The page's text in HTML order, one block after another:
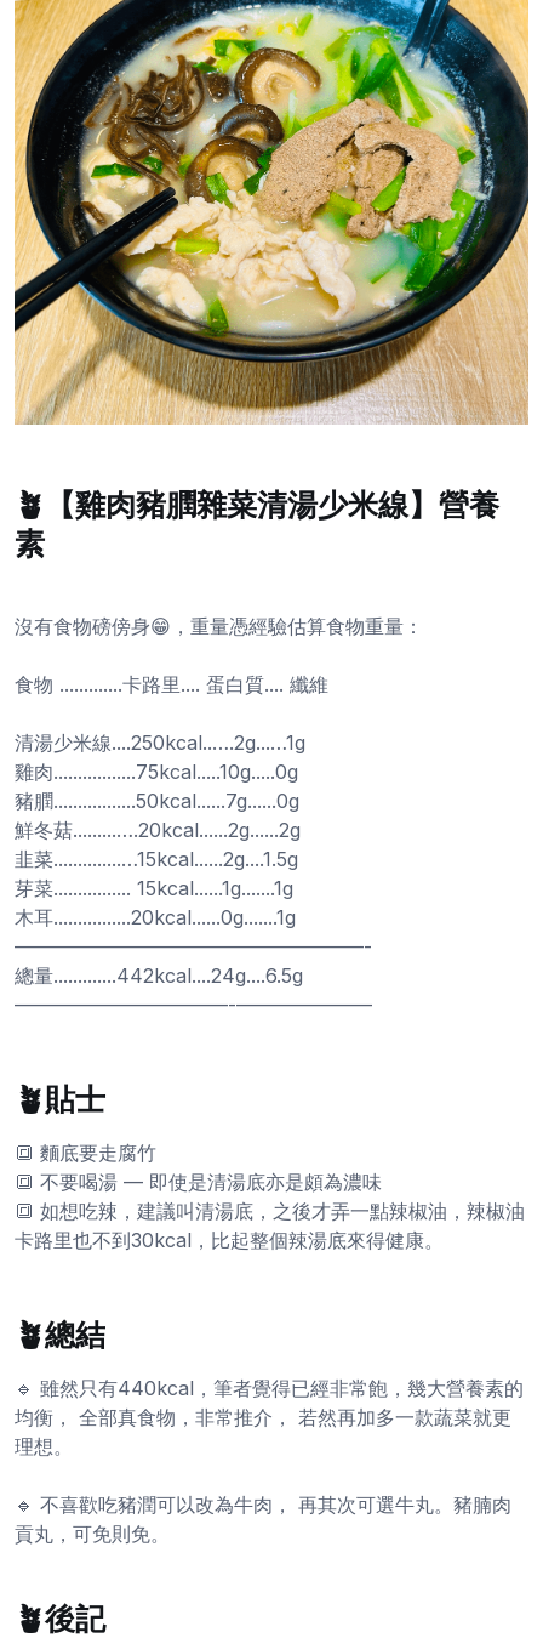
🪴【雞肉豬膶雜菜清湯少米線】營養
素
沒有食物磅傍身😁，重量憑經驗估算食物重量：
食物 .............卡路里.... 蛋白質.... 纖維
清湯少米線....250kcal..….2g...…1g
雞肉.................75kcal.....10g.....0g
豬膶.................50kcal......7g......0g
鮮冬菇.........….20kcal......2g......2g
韭菜..............…15kcal......2g....1.5g
芽菜................ 15kcal......1g.......1g
木耳................20kcal......0g.......1g
——————————————————-
總量.............442kcal....24g....6.5g
———————————-———————
🪴貼士
🔳 麵底要走腐竹
🔳 不要喝湯 — 即使是清湯底亦是頗為濃味
🔳 如想吃辣，建議叫清湯底，之後才弄一點辣椒油，辣椒油
卡路里也不到30kcal，比起整個辣湯底來得健康。
🪴總結
🔹 雖然只有440kcal，筆者覺得已經非常飽，幾大營養素的
均衡， 全部真食物，非常推介， 若然再加多一款蔬菜就更
理想。
🔹 不喜歡吃豬潤可以改為牛肉， 再其次可選牛丸。豬腩肉
貢丸，可免則免。
🪴後記